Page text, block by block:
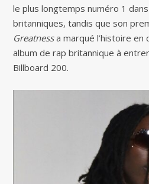
le plus longtemps numéro 1
britanniques, tandis que son
Greatnessa marqué l’histoire en
album de rap britannique à
Billboard 200.